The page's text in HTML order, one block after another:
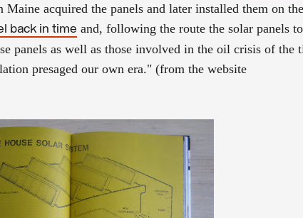
acquired the panels and later installed them on
back in time and, following the route the solar panels
panels as well as those involved in the oil crisis of the
presaged our own era." (from the website